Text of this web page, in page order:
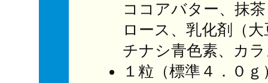
ココアバター、抹
ロース、乳化剤（
チナシ青色素、カ
１粒（標準４．０ｇ